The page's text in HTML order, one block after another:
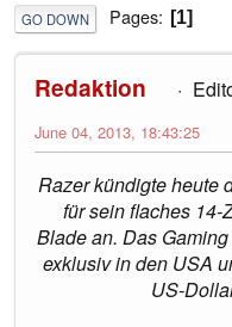
GO DOWN Pages 1
Redaktion
June 04, 2013, 18:43:25
Razer kündigte heute
für sein flaches 14-
Blade an. Das
exklusiv in den USA
US-